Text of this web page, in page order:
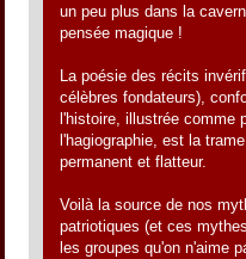
un peu plus dans la
pensée magique !
La poésie des récits
célèbres fondateurs),
l'histoire, illustrée comme
l'hagiographie, est la
permanent et flatteur.
Voilà la source de nos
patriotiques (et ces
les groupes qu'on n'aime